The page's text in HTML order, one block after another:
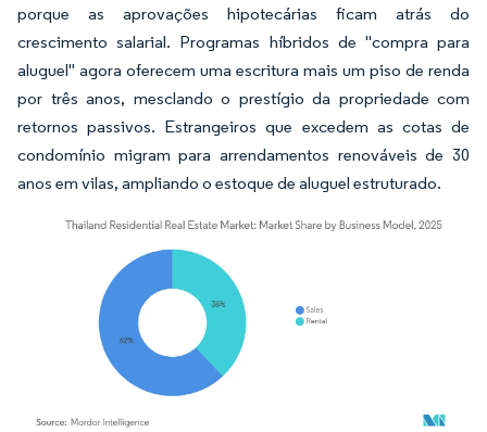
porque as aprovações hipotecárias ficam atrás do
crescimento salarial. Programas híbridos de "compra para
aluguel" agora oferecem uma escritura mais um piso de renda
por três anos, mesclando o prestígio da propriedade com
retornos passivos. Estrangeiros que excedem as cotas de
condomínio migram para arrendamentos renováveis de 30
anos em vilas, ampliando o estoque de aluguel estruturado.